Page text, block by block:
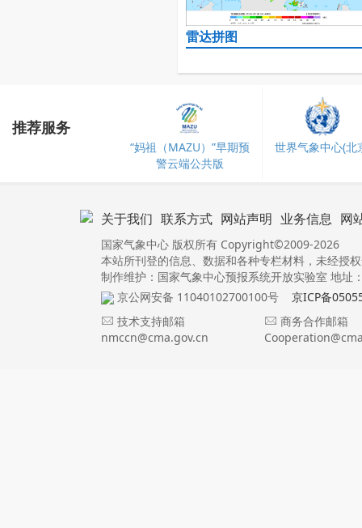
雷达拼图
推荐服务
“妈祖（MAZU）”早期预
警云端公共版
世界气象中心(北
关于我们 联系方式 网站声明 业务信息 网
国家气象中心 版权所有 Copyright©2009-2026
本站所刊登的信息、数据和各种专栏材料，未经授
制作维护：国家气象中心预报系统开放实验室 地址
京公网安备 11040102700100号
京ICP备
技术支持邮箱
nmccn@cma.gov.cn
商务合作邮箱